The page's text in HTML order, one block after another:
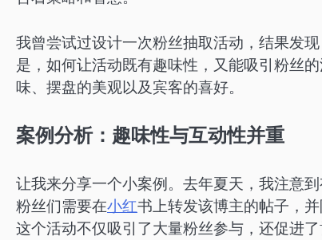
我曾尝试过设计一次粉丝抽取活动，结果发
是，如何让活动既有趣味性，又能吸引粉丝
味、摆盘的美观以及宾客的喜好。
案例分析：趣味性与互动性并重
让我来分享一个小案例。去年夏天，我注意
粉丝们需要在小红书上转发该博主的帖子，
这个活动不仅吸引了大量粉丝参与，还促进了